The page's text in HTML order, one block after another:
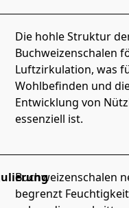
Die hohle Struktur
Buchweizenschalen
Luftzirkulation, was
Wohlbefinden und
Entwicklung von
essenziell ist.
Buchweizenschalen
begrenzt